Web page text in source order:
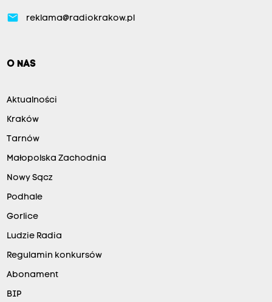
email reklama@radiokrakow.pl
O NAS
Aktualności
Kraków
Tarnów
Małopolska Zachodnia
Nowy Sącz
Podhale
Gorlice
Ludzie Radia
Regulamin konkursów
Abonament
BIP